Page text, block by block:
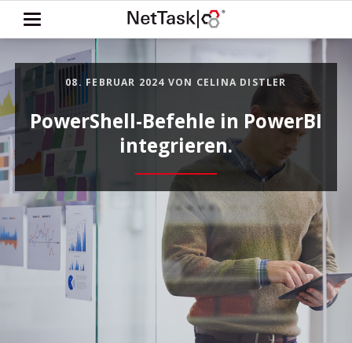
08. FEBRUAR 2024 VON CELINA DISTLER
PowerShell-Befehle in PowerBI
integrieren.